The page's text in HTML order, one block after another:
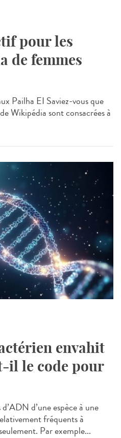
pour les
de femmes
Pailha EI Saviez-vous que
Wikipédia sont consacrées à
envahit
il le code pour
d’une espèce à une
fréquents à
Par exemple...